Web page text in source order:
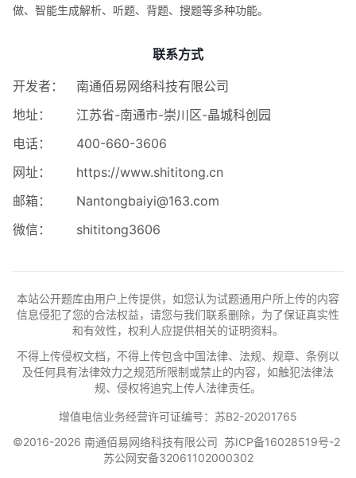
做、智能生成解析、听题、背题、搜题等多种功能。
联系方式
开发者：
南通佰易网络科技有限公司
地址：
江苏省-南通市-崇川区-晶城科创园
电话：
400-660-3606
网址：
https://www.shititong.cn
邮箱：
Nantongbaiyi@163.com
微信：
shititong3606
本站公开题库由用户上传提供，如您认为试题通用户所上传的内容
信息侵犯了您的合法权益，请您与我们联系删除，为了保证真实性
和有效性，权利人应提供相关的证明资料。
不得上传侵权文档，不得上传包含中国法律、法规、规章、条例以
及任何具有法律效力之规范所限制或禁止的内容，如触犯法律法
规、侵权将追究上传人法律责任。
增值电信业务经营许可证编号：苏B2-20201765
©2016-2026 南通佰易网络科技有限公司 苏ICP备16028519号-2
苏公网安备32061102000302